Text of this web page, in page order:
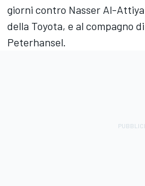
giorni contro Nasser Al-
della Toyota, e al compagno
Peterhansel.